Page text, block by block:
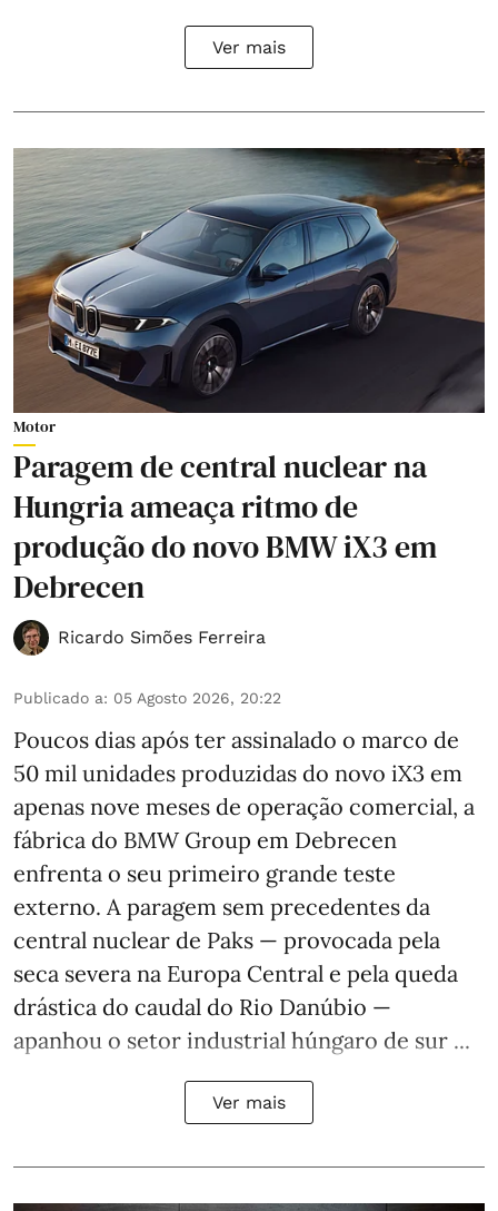
Ver mais
Motor
Paragem de central nuclear na
Hungria ameaça ritmo de
produção do novo BMW iX3 em
Debrecen
Ricardo Simões Ferreira
Publicado a: 05 Agosto 2026, 20:22
Poucos dias após ter assinalado o marco de
50 mil unidades produzidas do novo iX3 em
apenas nove meses de operação comercial, a
fábrica do BMW Group em Debrecen
enfrenta o seu primeiro grande teste
externo. A paragem sem precedentes da
central nuclear de Paks — provocada pela
seca severa na Europa Central e pela queda
drástica do caudal do Rio Danúbio —
apanhou o setor industrial húngaro de sur ...
Ver mais